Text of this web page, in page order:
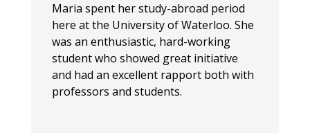
Maria spent her study-abroad period
here at the University of Waterloo. She
was an enthusiastic, hard-working
student who showed great initiative
and had an excellent rapport both with
professors and students.